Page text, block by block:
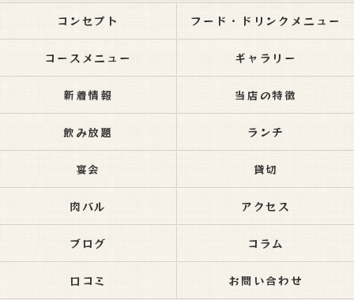
コンセプト フード・ドリンクメニュー
コースメニュー ギャラリー
新着情報 当店の特徴
飲み放題 ランチ
宴会 貸切
肉バル アクセス
ブログ コラム
口コミ お問い合わせ